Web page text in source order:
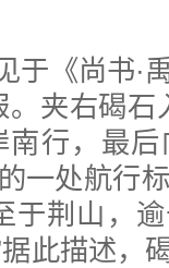
《尚书·
夹右碣石
行，最
一处航行
于荆山，
此描述，